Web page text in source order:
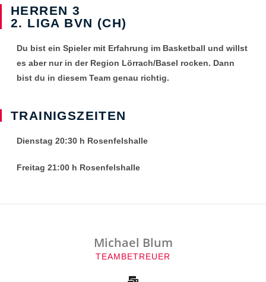
HERREN 3
2. LIGA BVN (CH)
Du bist ein Spieler mit Erfahrung im Basketball und willst
es aber nur in der Region Lörrach/Basel rocken. Dann
bist du in diesem Team genau richtig.
TRAINIGSZEITEN
Dienstag 20:30 h Rosenfelshalle
Freitag 21:00 h Rosenfelshalle
Michael Blum
TEAMBETREUER